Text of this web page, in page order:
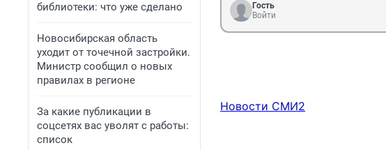
библиотеки: что уже сделано
Новосибирская область
уходит от точечной застройки.
Министр сообщил о новых
правилах в регионе
За какие публикации в
соцсетях вас уволят с работы:
список
Гость
Войти
Новости СМИ2